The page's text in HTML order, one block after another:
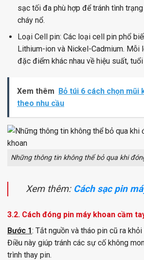
sạc tối đa phù hợp để tránh tình
cháy nổ.
Loại Cell pin: Các loại cell pin phổ
Lithium-ion và Nickel-Cadmium. Mỗi
đặc điểm khác nhau về hiệu suất,
Xem thêm Bỏ túi 6 cách chọn mũi
theo nhu cầu
Những thông tin không thể bỏ qua khi
Xem thêm: Cách sạc pin
3.2. Cách đóng pin máy khoan cầm
Bước 1: Tắt nguồn và tháo pin cũ ra
Điều này giúp tránh các sự cố không
trình thay pin.